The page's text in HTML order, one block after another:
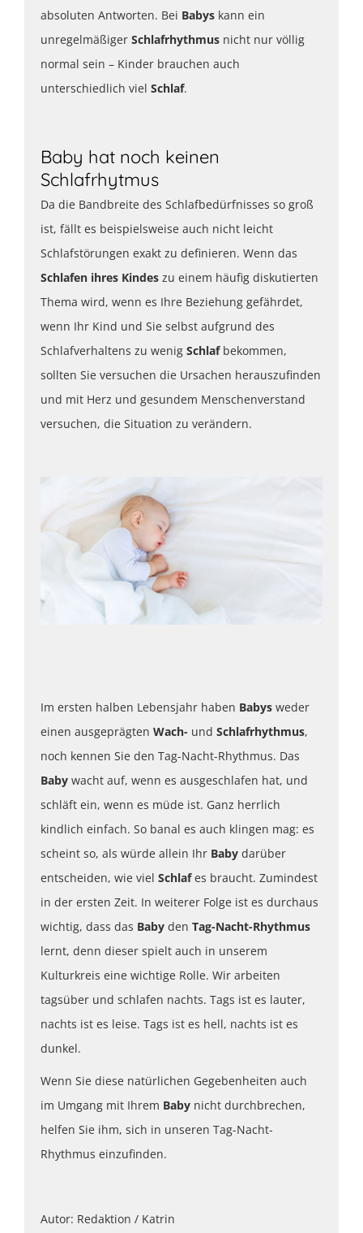
absoluten Antworten. Bei Babys kann ein
unregelmäßiger Schlafrhythmus nicht nur völlig
normal sein – Kinder brauchen auch
unterschiedlich viel Schlaf.
Baby hat noch keinen
Schlafrhytmus
Da die Bandbreite des Schlafbedürfnisses so groß
ist, fällt es beispielsweise auch nicht leicht
Schlafstörungen exakt zu definieren. Wenn das
Schlafen ihres Kindes zu einem häufig diskutierten
Thema wird, wenn es Ihre Beziehung gefährdet,
wenn Ihr Kind und Sie selbst aufgrund des
Schlafverhaltens zu wenig Schlaf bekommen,
sollten Sie versuchen die Ursachen herauszufinden
und mit Herz und gesundem Menschenverstand
versuchen, die Situation zu verändern.
Im ersten halben Lebensjahr haben Babys weder
einen ausgeprägten Wach- und Schlafrhythmus,
noch kennen Sie den Tag-Nacht-Rhythmus. Das
Baby wacht auf, wenn es ausgeschlafen hat, und
schläft ein, wenn es müde ist. Ganz herrlich
kindlich einfach. So banal es auch klingen mag: es
scheint so, als würde allein Ihr Baby darüber
entscheiden, wie viel Schlafes braucht. Zumindest
in der ersten Zeit. In weiterer Folge ist es durchaus
wichtig, dass das Baby den Tag-Nacht-Rhythmus
lernt, denn dieser spielt auch in unserem
Kulturkreis eine wichtige Rolle. Wir arbeiten
tagsüber und schlafen nachts. Tags ist es lauter,
nachts ist es leise. Tags ist es hell, nachts ist es
dunkel.
Wenn Sie diese natürlichen Gegebenheiten auch
im Umgang mit Ihrem Baby nicht durchbrechen,
helfen Sie ihm, sich in unseren Tag-Nacht-
Rhythmus einzufinden.
Autor: Redaktion / Katrin